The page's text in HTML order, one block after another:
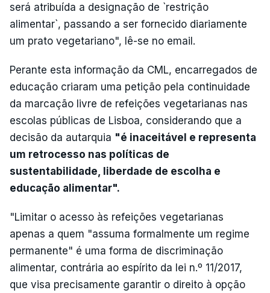
será atribuída a designação de `restrição
alimentar`, passando a ser fornecido diariamente
um prato vegetariano", lê-se no email.
Perante esta informação da CML, encarregados de
educação criaram uma petição pela continuidade
da marcação livre de refeições vegetarianas nas
escolas públicas de Lisboa, considerando que a
decisão da autarquia "é inaceitável e representa
um retrocesso nas políticas de
sustentabilidade, liberdade de escolha e
educação alimentar".
"Limitar o acesso às refeições vegetarianas
apenas a quem "assuma formalmente um regime
permanente" é uma forma de discriminação
alimentar, contrária ao espírito da lei n.º 11/2017,
que visa precisamente garantir o direito à opção